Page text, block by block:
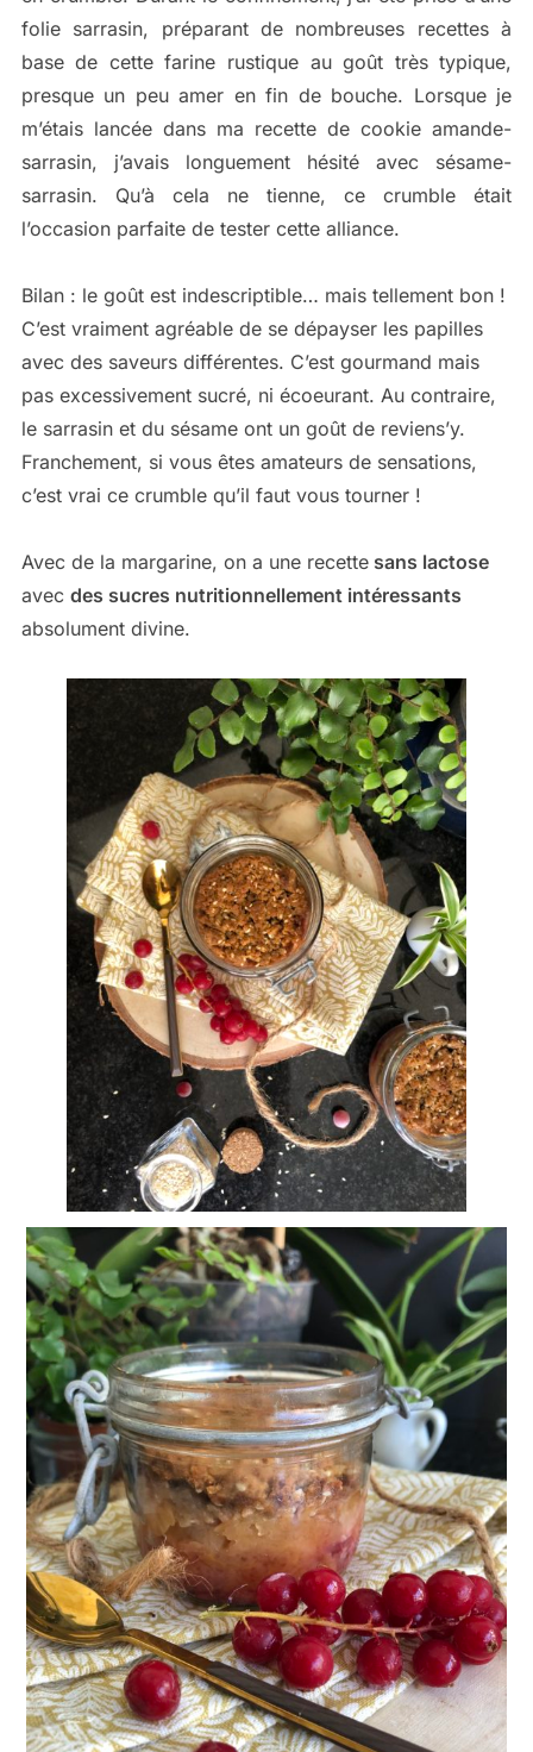
folie sarrasin, préparant de nombreuses recettes à
base de cette farine rustique au goût très typique,
presque un peu amer en fin de bouche. Lorsque je
m’étais lancée dans ma recette de cookie amande-
sarrasin, j’avais longuement hésité avec sésame-
sarrasin. Qu’à cela ne tienne, ce crumble était
l’occasion parfaite de tester cette alliance.
Bilan : le goût est indescriptible… mais tellement bon !
C’est vraiment agréable de se dépayser les papilles
avec des saveurs différentes. C’est gourmand mais
pas excessivement sucré, ni écoeurant. Au contraire,
le sarrasin et du sésame ont un goût de reviens’y.
Franchement, si vous êtes amateurs de sensations,
c’est vrai ce crumble qu’il faut vous tourner !
Avec de la margarine, on a une recettesans lactose
avec des sucres nutritionnellement intéressants
absolument divine.